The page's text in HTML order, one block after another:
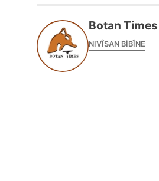
Botan Times
NIVÎSAN BIBÎNE